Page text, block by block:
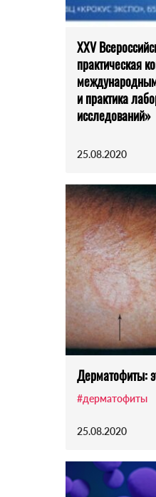
XXV
практическая
и практика
исследований»
25.08.2020
Дерматофиты:
#дерматофиты
25.08.2020